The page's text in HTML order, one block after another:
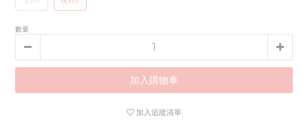
數量
加入購物車
加入追蹤清單